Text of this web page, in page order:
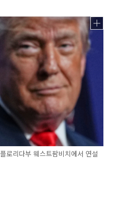
로리다부 웨스트팜비치에서 연설